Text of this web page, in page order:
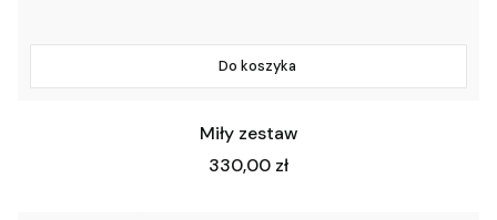
Do koszyka
Miły zestaw
Cena
330,00 zł